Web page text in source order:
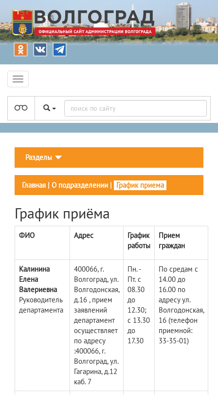
Разделы
Главная | О подразделении | График приема
График приёма
ФИО Адрес
График
работы
Прием
граждан
Калинина
Елена
Валериевна
Руководитель
департамента
400066, г.
Волгоград, ул.
Волгодонская,
д.16 , прием
заявлений
департамент
осуществляет
по адресу
:400066, г.
Волгоград, ул.
Гагарина, д.12
каб. 7
Пн. -
Пт. с
08.30
до
12.30;
с 13.30
до
17.30
По средам с
14.00 до
16.00 по
адресу ул.
Волгодонская,
16 (телефон
приемной:
33-35-01)